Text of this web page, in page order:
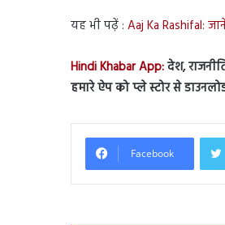
यह भी पढ़ें : Aaj Ka Rashifal:
Hindi Khabar App:देश,
हमारे ऐप को प्ले स्टोर से
Facebook